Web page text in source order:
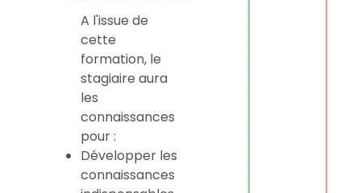
A l'issue de
cette
formation, le
stagiaire aura
les
connaissances
pour :
Développer les
connaissances